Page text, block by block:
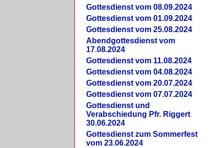
Gottesdienst vom 08.09.2024
Gottesdienst vom 01.09.2024
Gottesdienst vom 25.08.2024
Abendgottesdienst vom
17.08.2024
Gottesdienst vom 11.08.2024
Gottesdienst vom 04.08.2024
Gottesdienst vom 20.07.2024
Gottesdienst vom 07.07.2024
Gottesdienst und
Verabschiedung Pfr. Riggert
30.06.2024
Gottesdienst zum Sommerfest
vom 23.06.2024